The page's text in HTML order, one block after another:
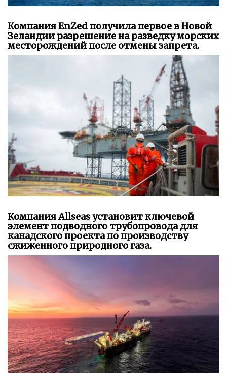
Компания EnZed получила первое в Новой
Зеландии разрешение на разведку морских
месторождений после отмены запрета.
Компания Allseas установит ключевой
элемент подводного трубопровода для
канадского проекта по производству
сжиженного природного газа.